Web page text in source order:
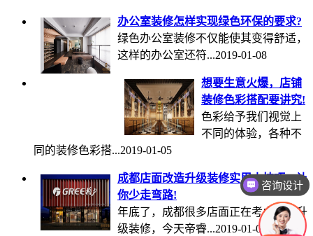
办公室装修怎样实现绿色环保的要求?
绿色办公室装修不仅能使其变得舒适，
这样的办公室还符...2019-01-08
想要生意火爆，店铺
装修色彩搭配要讲究!
色彩给予我们视觉上
不同的体验，各种不
同的装修色彩搭...2019-01-05
成都店面改造升级装修实用小技巧，让
你少走弯路!
年底了，成都很多店面正在考虑改造升
级装修，今天帝睿...2019-01-02
咨询设计